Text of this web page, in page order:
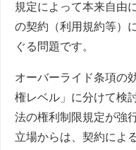
規定によって本来自由
の契約（利用規約等）
ぐる問題です。
オーバーライド条項の
権レベル」に分けて検
法の権利制限規定が強
立場からは、契約によ